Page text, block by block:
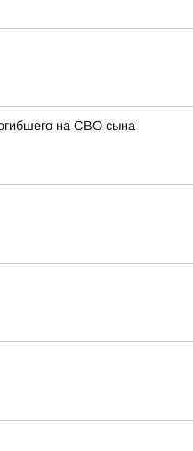
на СВО сына